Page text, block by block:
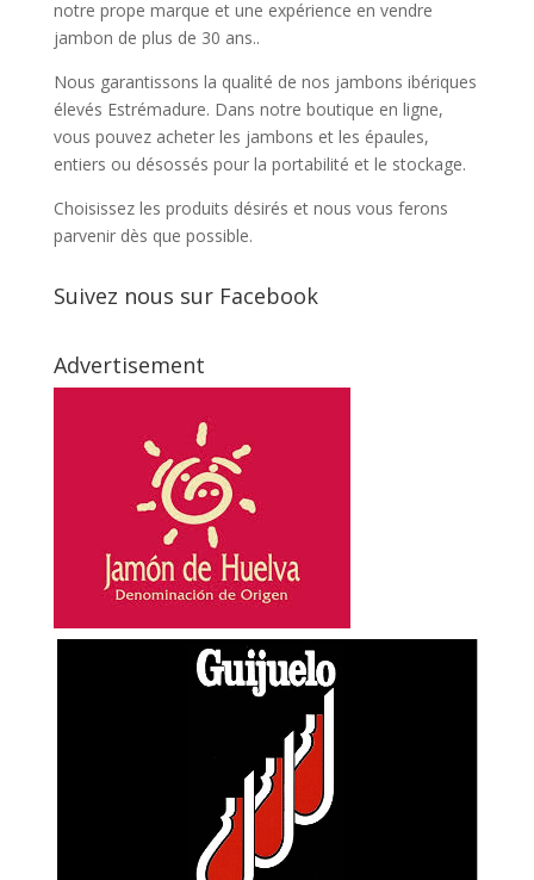
notre prope marque et une expérience en vendre
jambon de plus de 30 ans..
Nous garantissons la qualité de nos jambons ibériques
élevés Estrémadure. Dans notre boutique en ligne,
vous pouvez acheter les jambons et les épaules,
entiers ou désossés pour la portabilité et le stockage.
Choisissez les produits désirés et nous vous ferons
parvenir dès que possible.
Suivez nous sur Facebook
Advertisement